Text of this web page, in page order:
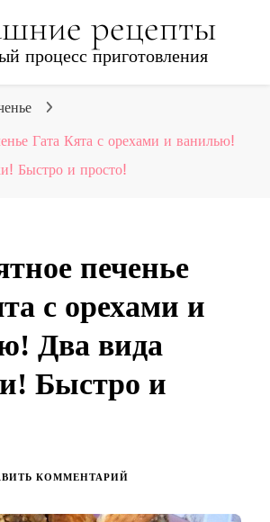
рецепты
процесс приготовления
Гата Кята с орехами и ванилью!
Быстро и просто!
печенье
с орехами и
Два вида
Быстро и
КОММЕНТАРИЙ
НЕВЕРОЯТНОЕ